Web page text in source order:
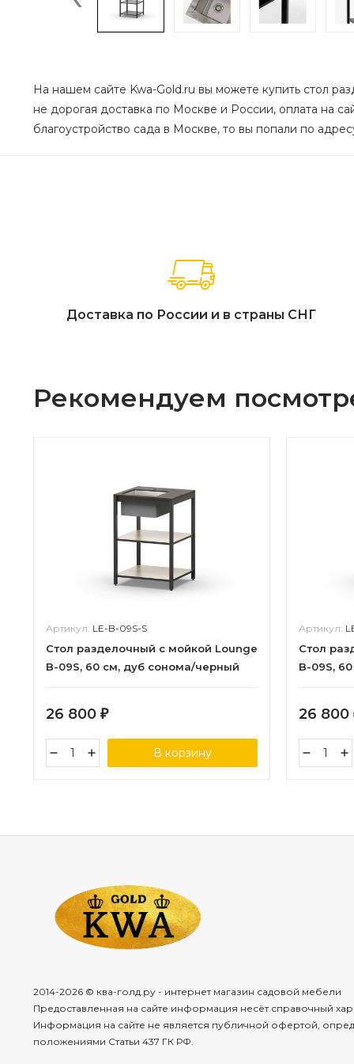
На нашем сайте Kwa-Gold.ru вы можете купить cтол
не дорогая доставка по Москве и России, оплата на
благоустройство сада в Москве, то вы попали по
Доставка по России и в страны СНГ
Рекомендуем
Артикул: LE-B-09S-S
Cтол разделочный с мойкой Lounge
B-09S, 60 см, дуб сонома/черный
26 800 ₽
В корзину
Артикул:
Cтол
B-09S,
26 800
2014-2026 © ква-голд.ру - интернет магазин садовой мебели
Предоставленная на сайте информация несёт справочный
Информация на сайте не является публичной офертой,
положениями Статьи 437 ГК РФ.